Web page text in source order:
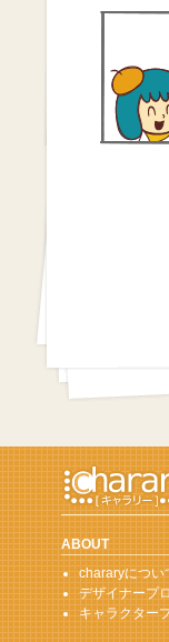
ABOUT
chararyについ
デザイナープ
キャラクター